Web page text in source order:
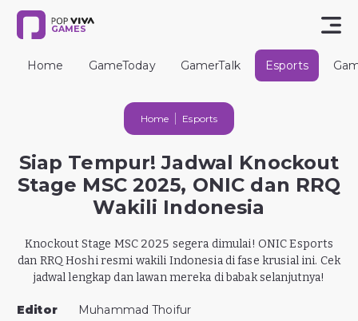
GAMES
Home GameToday GamerTalk Esports
Home Esports
Siap Tempur! Jadwal Knockout
Stage MSC 2025, ONIC dan RRQ
Wakili Indonesia
Knockout Stage MSC 2025 segera dimulai! ONIC Esports
dan RRQ Hoshi resmi wakili Indonesia di fase krusial ini. Cek
jadwal lengkap dan lawan mereka di babak selanjutnya!
Editor
Muhammad Thoifur